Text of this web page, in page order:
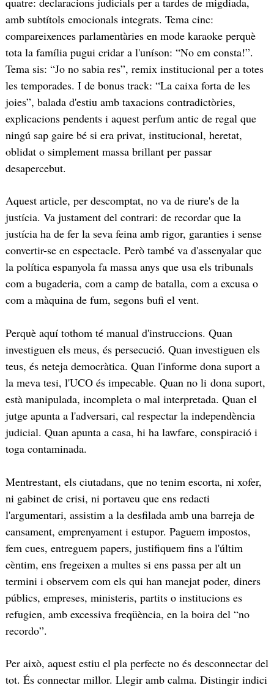
amb subtítols emocionals integrats. Tema cinc:
compareixences parlamentàries en mode karaoke perquè
tota la família pugui cridar a l'uníson: “No em consta!”.
Tema sis: “Jo no sabia res”, remix institucional per a totes
les temporades. I de bonus track: “La caixa forta de les
joies”, balada d'estiu amb taxacions contradictòries,
explicacions pendents i aquest perfum antic de regal que
ningú sap gaire bé si era privat, institucional, heretat,
oblidat o simplement massa brillant per passar
desapercebut.
Aquest article, per descomptat, no va de riure's de la
justícia. Va justament del contrari: de recordar que la
justícia ha de fer la seva feina amb rigor, garanties i sense
convertir-se en espectacle. Però també va d'assenyalar que
la política espanyola fa massa anys que usa els tribunals
com a bugaderia, com a camp de batalla, com a excusa o
com a màquina de fum, segons bufi el vent.
Perquè aquí tothom té manual d'instruccions. Quan
investiguen els meus, és persecució. Quan investiguen els
teus, és neteja democràtica. Quan l'informe dona suport a
la meva tesi, l'UCO és impecable. Quan no li dona suport,
està manipulada, incompleta o mal interpretada. Quan el
jutge apunta a l'adversari, cal respectar la independència
judicial. Quan apunta a casa, hi ha lawfare, conspiració i
toga contaminada.
Mentrestant, els ciutadans, que no tenim escorta, ni xofer,
ni gabinet de crisi, ni portaveu que ens redacti
l'argumentari, assistim a la desfilada amb una barreja de
cansament, emprenyament i estupor. Paguem impostos,
fem cues, entreguem papers, justifiquem fins a l'últim
cèntim, ens fregeixen a multes si ens passa per alt un
termini i observem com els qui han manejat poder, diners
públics, empreses, ministeris, partits o institucions es
refugien, amb excessiva freqüència, en la boira del “no
recordo”.
Per això, aquest estiu el pla perfecte no és desconnectar del
tot. És connectar millor. Llegir amb calma. Distingir indici